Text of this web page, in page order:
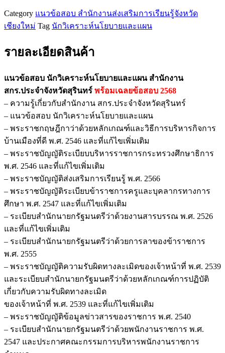
จังหวัด
สุรินทร์
Category แนวข้อสอบ สำนักงานส่งเสริมการเรียนรู้จังหวัด
เชียงใหม่ Tag นักวิเคราะห์นโยบายและแผน
รายละเอียดสินค้า
แนวข้อสอบ นักวิเคราะห์นโยบายและแผน สำนักงาน
สกร.ประจำจังหวัดสุรินทร์ พร้อมเฉลยข้อสอบ 2568
– ความรู้เกี่ยวกับสำนักงาน สกร.ประจำจังหวัดสุรินทร์
– แนวข้อสอบ นักวิเคราะห์นโยบายและแผน
– พระราชกฤษฎีกาว่าด้วยหลักเกณฑ์และวิธีการบริหารกิจการ
บ้านเมืองที่ดี พ.ศ. 2546 และที่แก้ไขเพิ่มเติม
– พระราชบัญญัติระเบียบบริหารราชการกระทรวงศึกษาธิการ
พ.ศ. 2546 และที่แก้ไขเพิ่มเติม
– พระราชบัญญัติส่งเสริมการเรียนรู้ พ.ศ. 2566
– พระราชบัญญัติระเบียบข้าราชการครูและบุคลากรทางการ
ศึกษา พ.ศ. 2547 และที่แก้ไขเพิ่มเติม
– ระเบียบสำนักนายกรัฐมนตรีว่าด้วยงานสารบรรณ พ.ศ. 2526
และที่แก้ไขเพิ่มเติม
– ระเบียบสำนักนายกรัฐมนตรีว่าด้วยการลาของข้าราชการ
พ.ศ. 2555
– พระราชบัญญัติความรับผิดทางละเมิดของเจ้าหน้าที่ พ.ศ. 2539
และระเบียบสำนักนายกรัฐมนตรีว่าด้วยหลักเกณฑ์การปฏิบัติ
เกี่ยวกับความรับผิดทางละเมิด
ของเจ้าหน้าที่ พ.ศ. 2539 และที่แก้ไขเพิ่มเติม
– พระราชบัญญัติข้อมูลข่าวสารของราชการ พ.ศ. 2540
– ระเบียบสำนักนายกรัฐมนตรีว่าด้วยพนักงานราชการ พ.ศ.
2547 และประกาศคณะกรรมการบริหารพนักงานราชการ